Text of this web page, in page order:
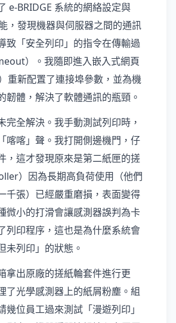
e-BRIDGE 系統的網絡設定與
，發現機器與伺服器之間的通訊
致「安全列印」的指令在傳輸過
）。我隨即進入嵌入式網頁
重新配置了連接埠參數，並為機
韌體，解決了軟體通訊的瓶頸。
完全解決。我手動測試列印時，
喀喀」聲。我打開側邊機門，仔
，這才發現原來是第二紙匣的搓
）因為長期高負荷使用（他們
千張）已經嚴重磨損，表面變得
微小的打滑會讓感測器誤判為卡
列印程序，這也是為什麼系統會
未列印」的狀態。
拿出原廠的搓紙輪套件進行更
了光學感測器上的紙屑粉塵。組
幾位員工過來測試「漫遊列印」